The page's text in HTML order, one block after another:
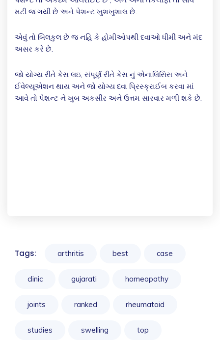
મટી જ ગયી છે અને પેશન્ટ ખુશખુશાલ છે.
એવું તો બિલકુલ છે જ નહિ કે હોમીઓપથી દવાઓ ધીમી અને મંદ
અસર કરે છે.
જો યોગ્ય રીતે કેસ લઇ, સંપૂર્ણ રીતે કેસ નું એનાલિસિસ અને
ઈવેલ્યૂએશન થાય અને જો યોગ્ય દવા પ્રિસ્ક્રાઈબ કરવા માં
આવે તો પેશન્ટ ને ખુબ અકસીર અને ઉત્તમ સારવાર મળી શકે છે.
Tags: arthritis best case
clinic gujarati homeopathy
joints ranked rheumatoid
studies swelling top